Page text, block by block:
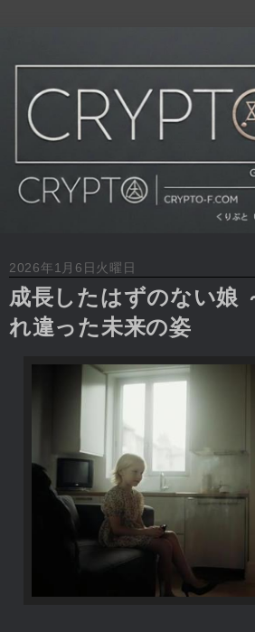
2026年1月6日火曜日
成長したはずのない娘
れ違った未来の姿